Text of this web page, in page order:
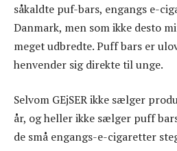
såkaldte puf-bars, engangs e-
Danmark, men som ikke desto
meget udbredte. Puff bars er
henvender sig direkte til unge.
Selvom GEjSER ikke sælger
år, og heller ikke sælger puff
de små engangs-e-cigaretter